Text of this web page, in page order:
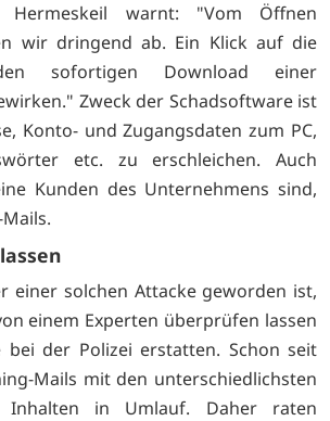
Hermeskeil warnt: "Vom Öffnen
wir dringend ab. Ein Klick auf die
sofortigen Download einer
Zweck der Schadsoftware ist
Konto- und Zugangsdaten zum PC,
etc. zu erschleichen. Auch
Kunden des Unternehmens sind,
einer solchen Attacke geworden ist,
einem Experten überprüfen lassen
bei der Polizei erstatten. Schon seit
Mails mit den unterschiedlichsten
Inhalten in Umlauf. Daher raten